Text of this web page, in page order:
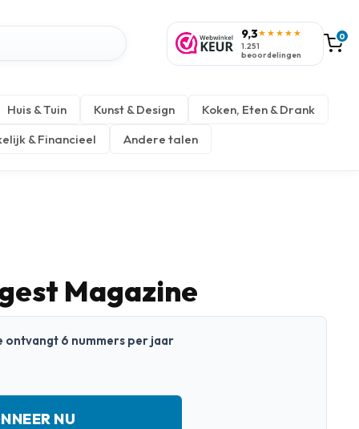
9,3★★★★★
1.251
beoordelingen
0
Huis & Tuin Kunst & Design
Koken, Eten & Drank
& Financieel
Andere talen
Magazine
ontvangt 6 nummers per jaar
NU